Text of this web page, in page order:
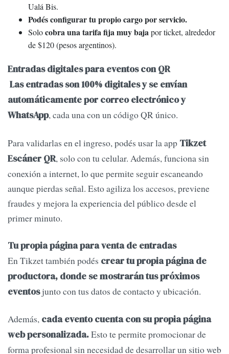
Ualá Bis.
Podés configurar tu propio cargo por servicio.
Solocobra una tarifa fija muy bajapor ticket, alrededor
de $120 (pesos argentinos).
Entradas digitales para eventos con QR
Las entradas son 100% digitales y se envían
automáticamente por correo electrónico y
WhatsApp, cada una con un código QR único.
Para validarlas en el ingreso, podés usar la app Tikzet
Escáner QR, solo con tu celular. Además, funciona sin
conexión a internet, lo que permite seguir escaneando
aunque pierdas señal. Esto agiliza los accesos, previene
fraudes y mejora la experiencia del público desde el
primer minuto.
Tu propia página para venta de entradas
En Tikzet también podés crear tu propia página de
productora, donde se mostrarán tus próximos
eventosjunto con tus datos de contacto y ubicación.
Además, cada evento cuenta con su propia página
web personalizada.Esto te permite promocionar de
forma profesional sin necesidad de desarrollar un sitio web